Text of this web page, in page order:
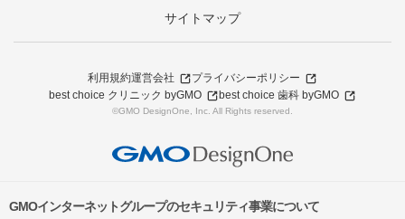
サイトマップ
利用規約運営会社
プライバシーポリシー
best choice クリニック byGMO
best choice 歯科 byGMO
©GMO DesignOne, Inc. All Rights reserved.
GMOインターネットグループのセキュリティ事業について